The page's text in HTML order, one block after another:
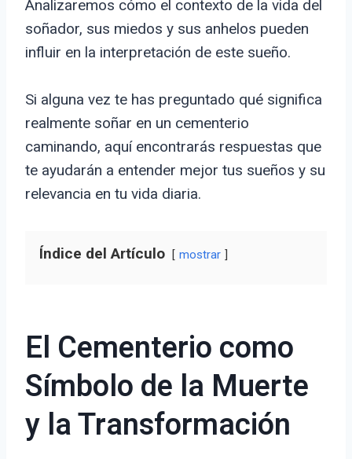
Analizaremos cómo el contexto de la vida del
soñador, sus miedos y sus anhelos pueden
influir en la interpretación de este sueño.
Si alguna vez te has preguntado qué significa
realmente soñar en un cementerio
caminando, aquí encontrarás respuestas que
te ayudarán a entender mejor tus sueños y su
relevancia en tu vida diaria.
Índice del Artículo mostrar
El Cementerio como
Símbolo de la Muerte
y la Transformación